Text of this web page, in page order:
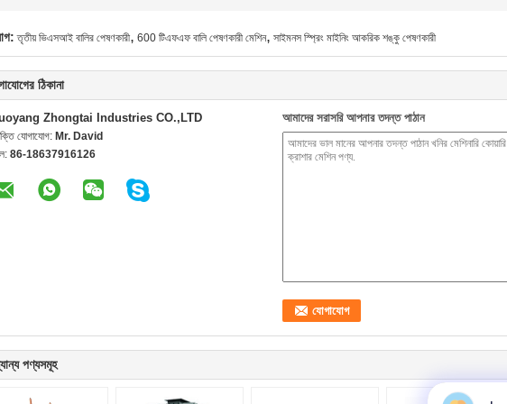
তৃতীয় ভিএসআই বালির পেষণকারী, 600 টিএফএফ বালি পেষণকারী মেশিন, সাইমনস স্প্রিং মাইনিং আকরিক শঙ্কু পেষণকারী
ঠিকানা
Zhongtai Industries CO.,LTD
যোগাযোগ: Mr. David
86-18637916126
আমাদের সরাসরি আপনার তদন্ত পাঠান
পণ্যসমূহ